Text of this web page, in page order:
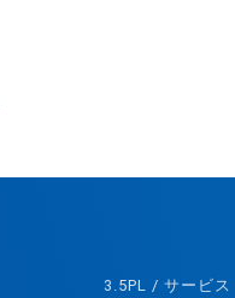
3.5PL / サービス